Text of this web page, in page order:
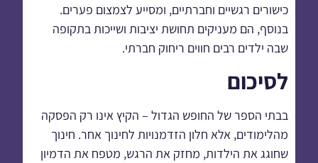
כישורים רגשיים וחברתיים, ומסייע לצמצום פערים.
בנוסף, הם מעניקים תחושת יציבות ושייכות בתקופה
שבה ילדים רבים חווים ריחוק חברתי.
לסיכום
בבתי הספר של החופש הגדול – הקיץ אינו רק הפסקה
מהלימודים, אלא חלון הזדמנויות לחינוך אחר. חינוך
שחוגג את הילדות, מחזק את הרגש, מטפח את הדמיון